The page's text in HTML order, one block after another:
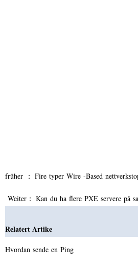
früher ： Fire typer Wire -Based
Weiter： Kan du ha flere PXE servere på
Relatert Artike
Hvordan sende en Ping